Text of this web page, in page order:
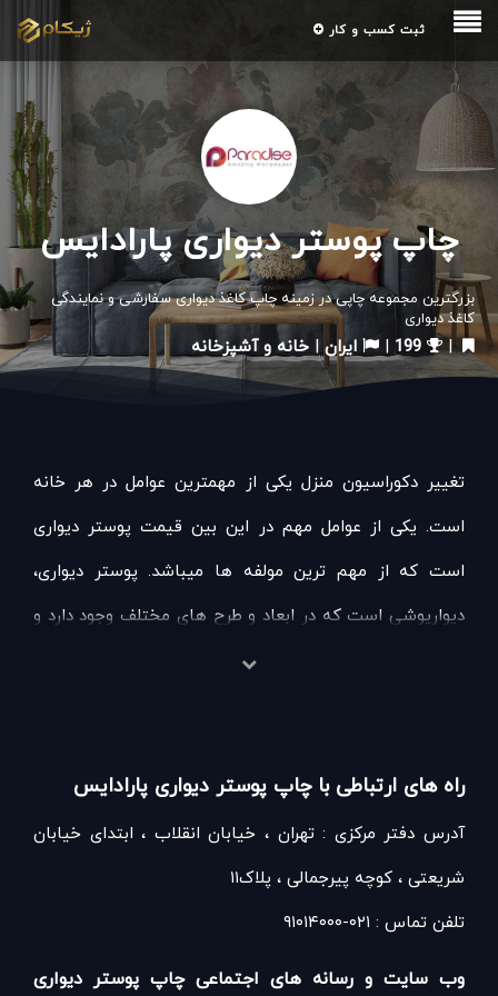
چاپ پوستر دیواری پارادایس
بزرگترین مجموعه چاپی در زمینه چاپ کاغذ دیواری سفارشی و نمایندگی
کاغذ دیواری
|
| ایران| خانه و آشپزخانه
ثبت کسب و کار
تغییر دکوراسیون منزل یکی از مهمترین عوامل در هر خانه
است. یکی از عوامل مهم در این بین قیمت پوستر دیواری
است که از مهم ترین مولفه ها میباشد. پوستر دیواری،
دیوارپوشی است که در ابعاد و طرح های مختلف وجود دارد و
اگر به دنبال طراحی دکوراسیون داخلی خاص و جذابی برای
از بین آنها انتخاب کنید و اقدام به خرید پوستر دیواری
نمایید. همچنین می توانید از صفحه سفارش آنلاین پوستر
دیواری اختصاصی ، اقدام به سفارش طرح دلخواه خود نمایید.
قیمت پوستر دیواری ها نیز متفاوت است. پوستر دیواری
هایی که برای دکوراسیون منزل قابل استفاده هستند، شامل:
راه های ارتباطی با چاپ پوستر دیواری پارادایس
آدرس دفتر مرکزی : تهران ، خیابان انقلاب ، ابتدای خیابان
شریعتی ، کوچه پیرجمالی ، پلاک۱۱
تلفن تماس : ۰۲۱-۹۱۰۱۴۰۰۰
وب سایت و رسانه های اجتماعی چاپ پوستر دیواری